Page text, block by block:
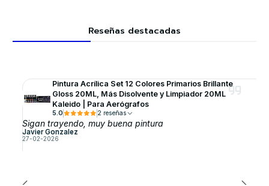
Reseñas destacadas
Pintura Acrílica Set 12 Colores Primarios Brillante
Gloss 20ML, Más Disolvente y Limpiador 20ML
Kaleido | Para Aerógrafos
5.0 2 reseñas
Sigan trayendo, muy buena pintura
Javier Gonzalez
27-02-2026